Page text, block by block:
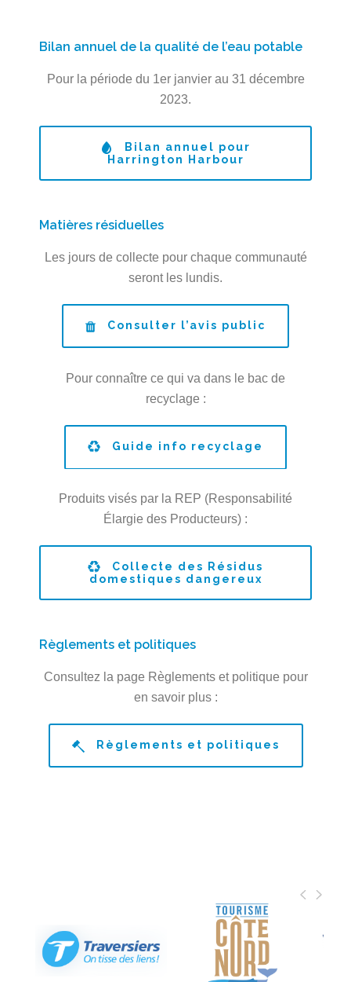
Bilan annuel de la qualité de l’eau potable
Pour la période du 1er janvier au 31 décembre
2023.
Bilan annuel pour
Harrington Harbour
Matières résiduelles
Les jours de collecte pour chaque communauté
seront les lundis.
Consulter l’avis public
Pour connaître ce qui va dans le bac de
recyclage :
Guide info recyclage
Produits visés par la REP (Responsabilité
Élargie des Producteurs) :
Collecte des Résidus
domestiques dangereux
Règlements et politiques
Consultez la page Règlements et politique pour
en savoir plus :
Règlements et politiques